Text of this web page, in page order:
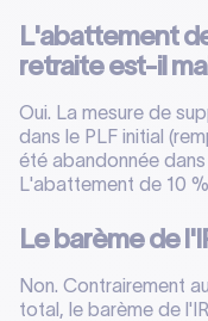
L'abattement
retraite est-il
Oui. La mesure de
dans le PLF initial
été abandonnée
L'abattement de 10
Le barème de
Non. Contrairement
total, le barème de